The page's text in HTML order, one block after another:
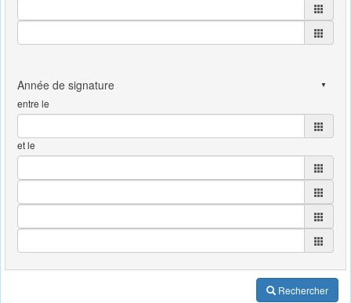
entre le
et le
Rechercher